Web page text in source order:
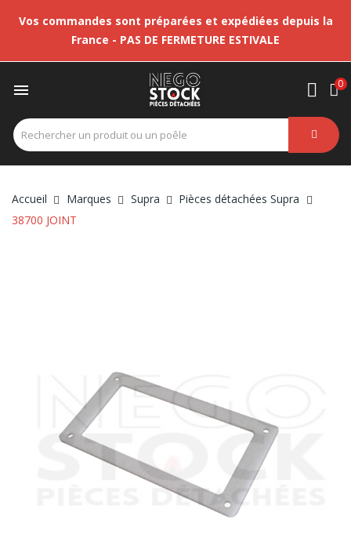
Vos commandes sont préparées et expédiées depuis la
France - PAS DE FERMETURE ESTIVALE
 0
Accueil Marques Supra
Pièces détachées Supra
38700 JOINT